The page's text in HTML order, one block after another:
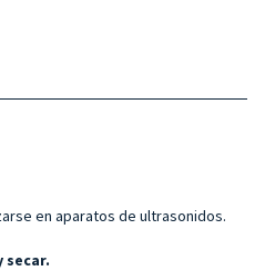
en aparatos de ultrasonidos.
secar.